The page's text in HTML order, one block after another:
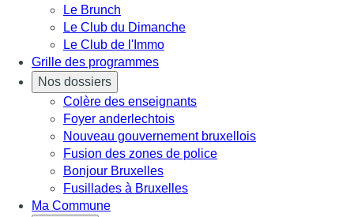
Le Brunch
Le Club du Dimanche
Le Club de l'Immo
Grille des programmes
Nos dossiers
Colère des enseignants
Foyer anderlechtois
Nouveau gouvernement bruxellois
Fusion des zones de police
Bonjour Bruxelles
Fusillades à Bruxelles
Ma Commune